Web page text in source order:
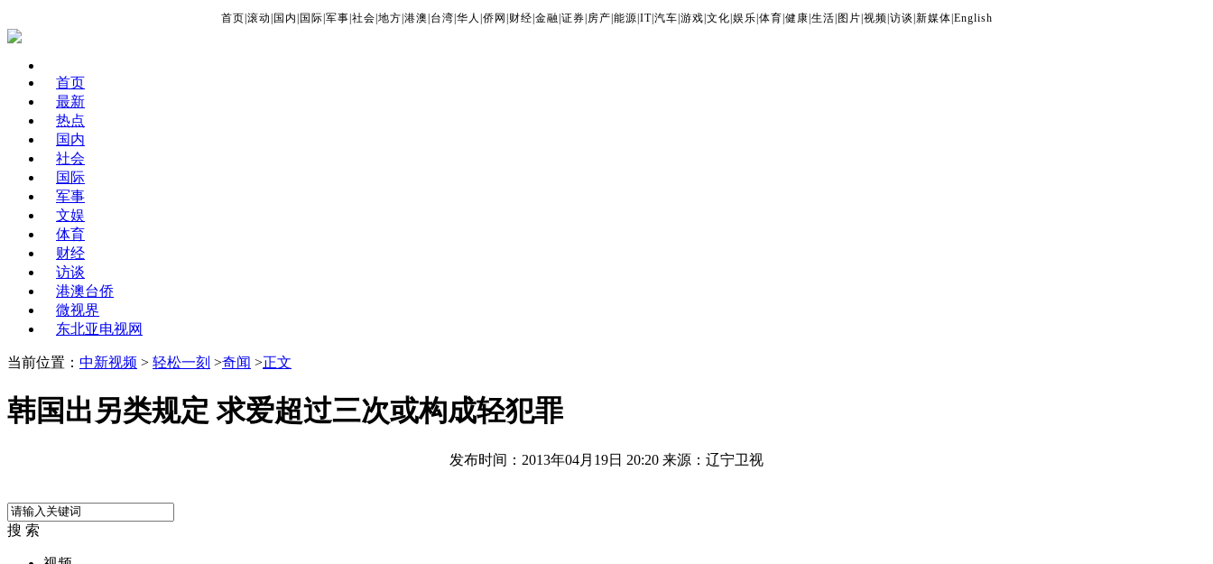
首页 滚动 国内 国际 军事 社会 地方 港澳 台湾 华人 侨网 财经 金融 证券 房产 能源 IT| 汽车 游戏 文化 娱乐 体育 健康 生活 图片 视频 访谈 新媒体 English
首页
最新
热点
国内
社会
国际
军事
文娱
体育
财经
访谈
港澳台侨
微视界
东北亚电视网
当前位置： 中新视频 > 轻松一刻 >奇闻 >正文
韩国出另类规定 求爱超过三次或构成轻犯罪
发布时间：2013年04月19日 20:20 来源：辽宁卫视
搜 索